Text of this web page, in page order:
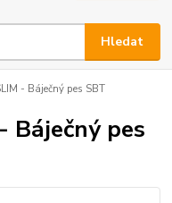
Hledat
- Báječný pes SBT
Báječný pes